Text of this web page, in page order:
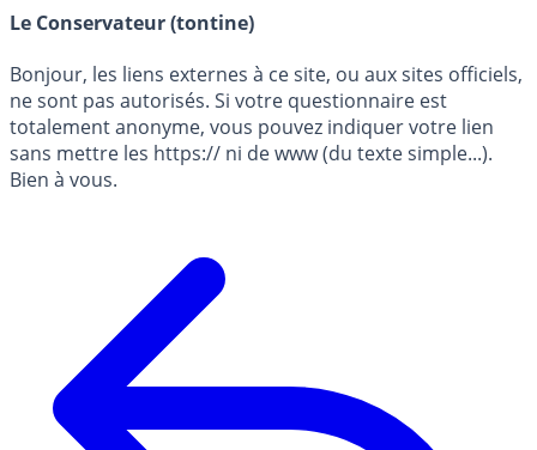
Le Conservateur (tontine)
Bonjour, les liens externes à ce site, ou aux sites officiels,
ne sont pas autorisés. Si votre questionnaire est
totalement anonyme, vous pouvez indiquer votre lien
sans mettre les https:// ni de www (du texte simple...).
Bien à vous.